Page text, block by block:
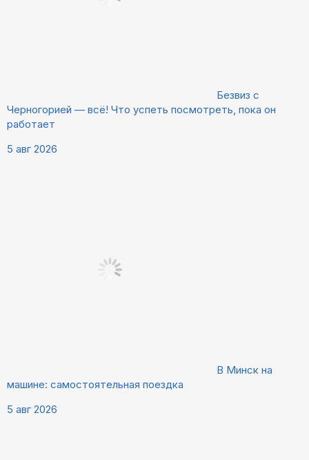
Безвиз с
Черногорией — всё! Что успеть посмотреть, пока он
работает
5 авг 2026
В Минск на
машине: самостоятельная поездка
5 авг 2026